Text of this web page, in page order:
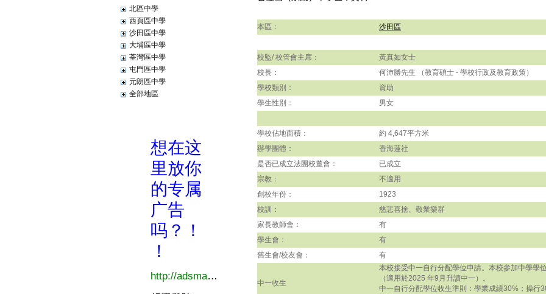
北區中學
西頁區中學
沙田區中學
大埔區中學
荃灣區中學
屯門區中學
元朗區中學
全部地區
本區： 沙田區
校監/ 校管會主席：
黃真如女士
校長：
何沛勝先生 （教育碩士 - 學校行政及教育政策）
學校類別：
資助
學生性別：
男女
學校佔地面積：
約 4,647平方米
辦學團體：
香海蓮社
是否已成立法團校董會：
已成立
宗教：
不適用
創校年份：
1923
校訓：
慈悲喜捨、敬業樂群
家長教師會：
有
學生會：
有
舊生會/校友會：
有
中一收生
本校接受中一自行分配學位申請。本校參加中學學
（適用於2025 年9月升讀中一）。
中一自行分配學位收生準則：學業成績30%；操行